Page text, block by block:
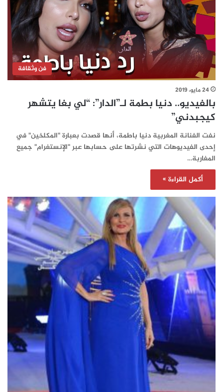
فن وثقافة
24 مايو، 2019
بالفيديو.. دنيا بطمة لـ”الدار”: “لي بغا يتشهر
كيجبدني”
نفت الفنانة المغربية دنيا باطمة، أنها قصدت بعبارة "المكلخين" في
إحدى الفيديوهات التي نشرتها على حسابها عبر "الإنستغرام" جميع
المغاربة…
أكمل القراءة »